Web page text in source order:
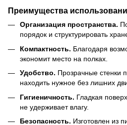
Преимущества
Организация пространства.
порядок и структурировать
Компактность. Благодаря
экономит место на полках.
Удобство. Прозрачные стенки
находить нужное без лишних
Гигиеничность. Гладкая
не удерживает влагу.
Безопасность. Изготовлен из